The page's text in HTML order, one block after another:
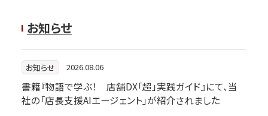
お知らせ
お知らせ 2026.08.06
書籍『物語で学ぶ！ 店舗DX「超」実践ガイド』にて、当
社の「店長支援AIエージェント」が紹介されました